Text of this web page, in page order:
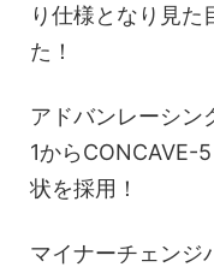
り仕様となり見た
た！
アドバンレーシン
1からCONCAVE-
状を採用！
マイナーチェンジ